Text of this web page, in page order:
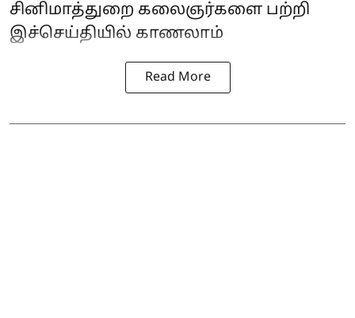
சினிமாத்துறை கலைஞர்களை பற்றி
இச்செய்தியில் காணலாம்
Read More